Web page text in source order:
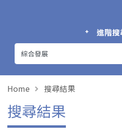
進階搜
Home 搜尋結果
搜尋結果